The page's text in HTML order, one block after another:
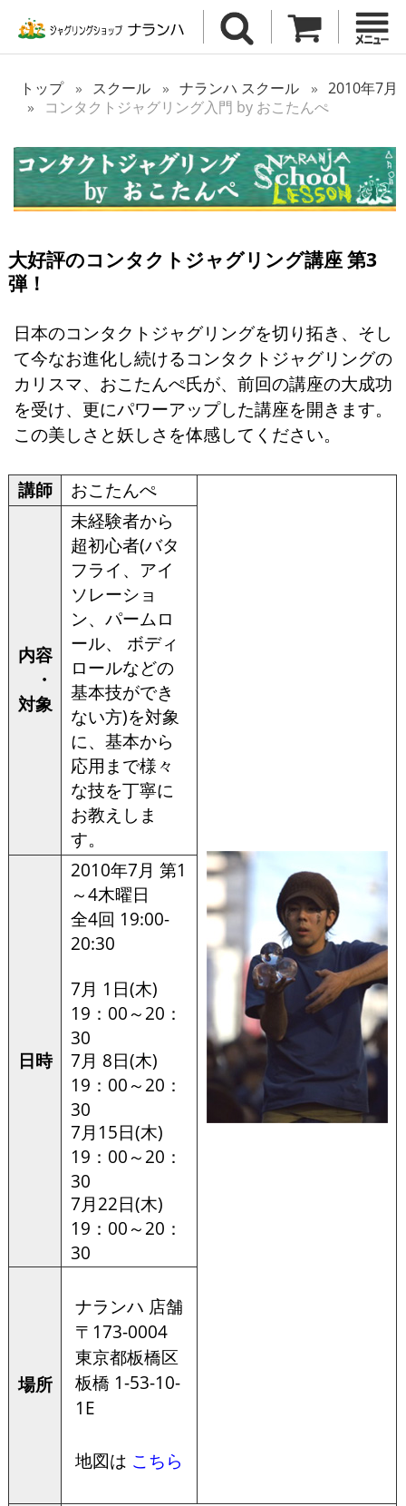
トップ スクール ナランハ スクール
2010年7月
コンタクトジャグリング入門 by おこたんぺ
大好評のコンタクトジャグリング講座 第3
弾！
日本のコンタクトジャグリングを切り拓き、そし
て今なお進化し続けるコンタクトジャグリングの
カリスマ、おこたんぺ氏が、前回の講座の大成功
を受け、更にパワーアップした講座を開きます。
この美しさと妖しさを体感してください。
講師 おこたんぺ
内容
・
対象
未経験者から
超初心者(バタ
フライ、アイ
ソレーショ
ン、パームロ
ール、 ボディ
ロールなどの
基本技ができ
ない方)を対象
に、基本から
応用まで様々
な技を丁寧に
お教えしま
す。
日時
2010年7月 第1
～4木曜日
全4回 19:00-
20:30
7月 1日(木)
19：00～20：
30
7月 8日(木)
19：00～20：
30
7月15日(木)
19：00～20：
30
7月22日(木)
19：00～20：
30
場所
ナランハ 店舗
〒173-0004
東京都板橋区
板橋 1-53-10-
1E
地図は こちら